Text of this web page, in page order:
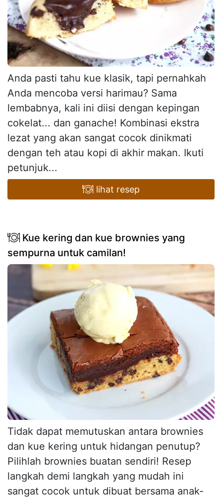
Anda pasti tahu kue klasik, tapi pernahkah
Anda mencoba versi harimau? Sama
lembabnya, kali ini diisi dengan kepingan
cokelat... dan ganache! Kombinasi ekstra
lezat yang akan sangat cocok dinikmati
dengan teh atau kopi di akhir makan. Ikuti
petunjuk...
lihat resep
Kue kering dan kue brownies yang
sempurna untuk camilan!
Tidak dapat memutuskan antara brownies
dan kue kering untuk hidangan penutup?
Pilihlah brownies buatan sendiri! Resep
langkah demi langkah yang mudah ini
sangat cocok untuk dibuat bersama anak-